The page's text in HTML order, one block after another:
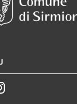
Instagram